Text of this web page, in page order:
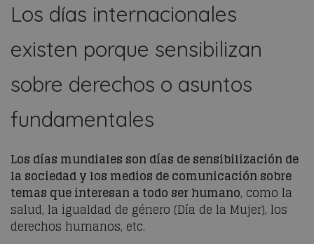
Los días internacionales
existen porque sensibilizan
sobre derechos o asuntos
fundamentales
Los días mundiales son días de sensibilización de
la sociedad y los medios de comunicación sobre
temas que interesan a todo ser humano, como la
salud, la igualdad de género (Día de la Mujer), los
derechos humanos, etc.